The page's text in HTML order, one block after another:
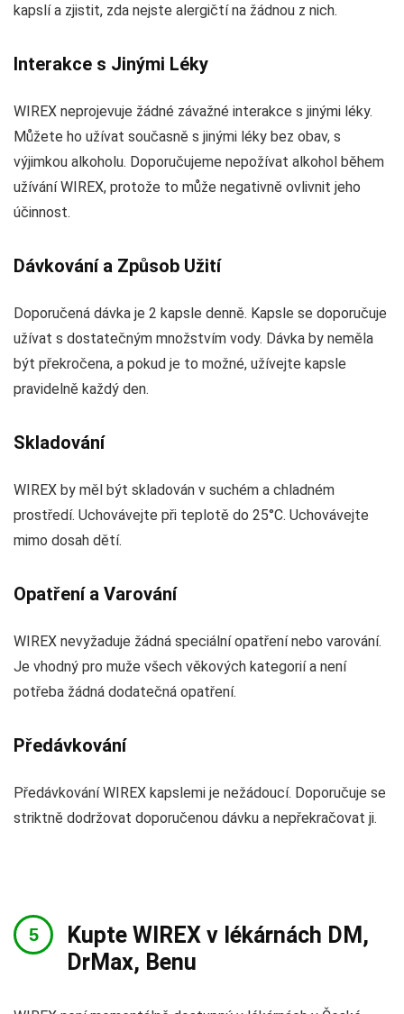
kapslí a zjistit, zda nejste alergičtí na žádnou z nich.
Interakce s Jinými Léky
WIREX neprojevuje žádné závažné interakce s jinými léky.
Můžete ho užívat současně s jinými léky bez obav, s
výjimkou alkoholu. Doporučujeme nepožívat alkohol během
užívání WIREX, protože to může negativně ovlivnit jeho
účinnost.
Dávkování a Způsob Užití
Doporučená dávka je 2 kapsle denně. Kapsle se doporučuje
užívat s dostatečným množstvím vody. Dávka by neměla
být překročena, a pokud je to možné, užívejte kapsle
pravidelně každý den.
Skladování
WIREX by měl být skladován v suchém a chladném
prostředí. Uchovávejte při teplotě do 25°C. Uchovávejte
mimo dosah dětí.
Opatření a Varování
WIREX nevyžaduje žádná speciální opatření nebo varování.
Je vhodný pro muže všech věkových kategorií a není
potřeba žádná dodatečná opatření.
Předávkování
Předávkování WIREX kapslemi je nežádoucí. Doporučuje se
striktně dodržovat doporučenou dávku a nepřekračovat ji.
Kupte WIREX v lékárnách DM,
DrMax, Benu